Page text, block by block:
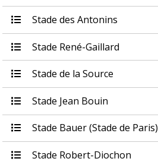
Stade des Antonins
Stade René-Gaillard
Stade de la Source
Stade Jean Bouin
Stade Bauer (Stade de Paris)
Stade Robert-Diochon